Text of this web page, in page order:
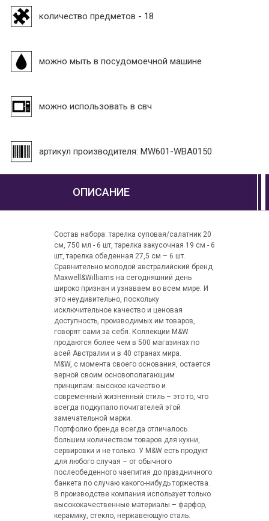
количество предметов - 18
можно мыть в посудомоечной машине
можно использовать в свч
артикул производителя: MW601-WBA0150
ОПИСАНИЕ
Состав набора: тарелка суповая/салатник 20
см, 750 мл - 6 шт, тарелка закусочная 19 см - 6
шт, тарелка обеденная 27,5 см – 6 шт.
Сравнительно молодой австралийский бренд
Maxwell&Williams на сегодняшний день
широко признан и узнаваем во всем мире. И
это неудивительно, поскольку
исключительное качество и ценовая
доступность, производимых им товаров,
говорят сами за себя. Коллекции M&W
продаются более чем в 500 магазинах по
всей Австралии и в 40 странах мира.
M&W, с момента своего основания, остается
верной своим основополагающим
принципам: высокое качество и
современный жизненный стиль – это то, что
всегда подкупало почитателей этой
замечательной марки.
Портфолио бренда всегда отличалось
большим количеством товаров для кухни,
сервировки и не только. У M&W есть продукт
для любого случая – от обычного
послеобеденного чаепития до праздничного
банкета по случаю какого-нибудь торжества.
В производстве компания использует только
высококачественные материалы – фарфор,
керамику, стекло, нержавеющую сталь.